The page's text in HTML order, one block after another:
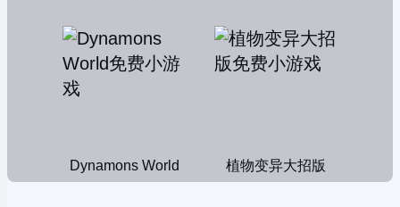
Dynamons World 植物变异大招版